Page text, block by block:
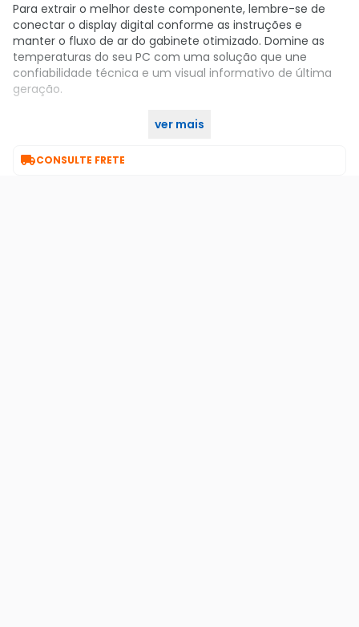
Para extrair o melhor deste componente, lembre-se de
conectar o display digital conforme as instruções e
manter o fluxo de ar do gabinete otimizado. Domine as
temperaturas do seu PC com uma solução que une
confiabilidade técnica e um visual informativo de última
geração.
ver mais
CONSULTE FRETE